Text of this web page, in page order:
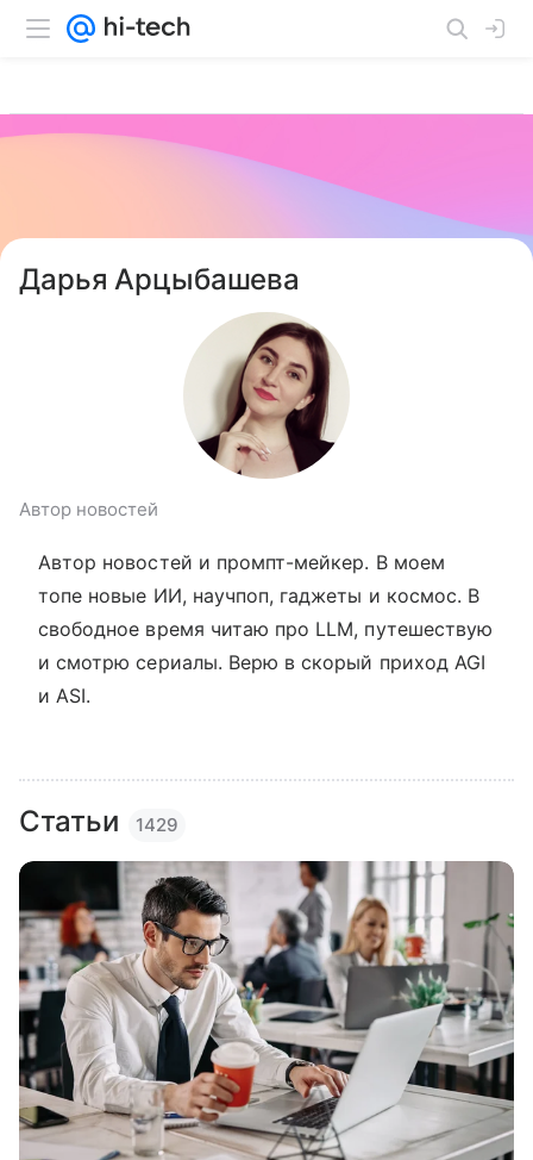
Дарья Арцыбашева
Автор новостей
Автор новостей и промпт-мейкер. В моем
топе новые ИИ, научпоп, гаджеты и космос. В
свободное время читаю про LLM, путешествую
и смотрю сериалы. Верю в скорый приход AGI
и ASI.
Статьи 1429